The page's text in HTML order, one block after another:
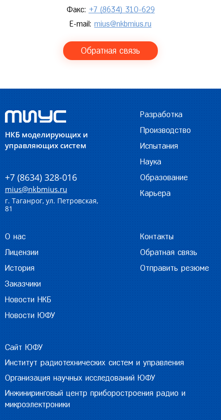
Факс: +7 (8634) 310-629
E-mail: mius@nkbmius.ru
Обратная связь
НКБ моделирующих и
управляющих систем
+7 (8634) 328-016
mius@nkbmius.ru
г. Таганрог, ул. Петровская,
81
Разработка
Производство
Испытания
Наука
Образование
Карьера
О нас
Лицензии
История
Заказчики
Новости НКБ
Новости ЮФУ
Контакты
Обратная связь
Отправить резюме
Сайт ЮФУ
Институт радиотехнических систем и управления
Организация научных исследований ЮФУ
Инжиниринговый центр приборостроения радио и
микроэлектроники